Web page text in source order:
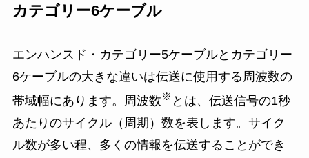
カテゴリー6ケーブル
エンハンスド・カテゴリー5ケーブルとカテゴリー
6ケーブルの大きな違いは伝送に使用する周波数の
帯域幅にあります。周波数※ とは、伝送信号の1秒
あたりのサイクル（周期）数を表します。サイク
ル数が多い程、多くの情報を伝送することができ